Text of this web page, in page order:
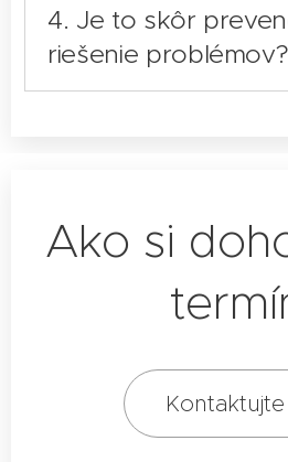
situáciami.
Workshop je navrhnutý
pracoval aj s napätím,
dynamikou v skupine.
4. Je to skôr
riešenie problémov?
konfliktoch.
Ako si